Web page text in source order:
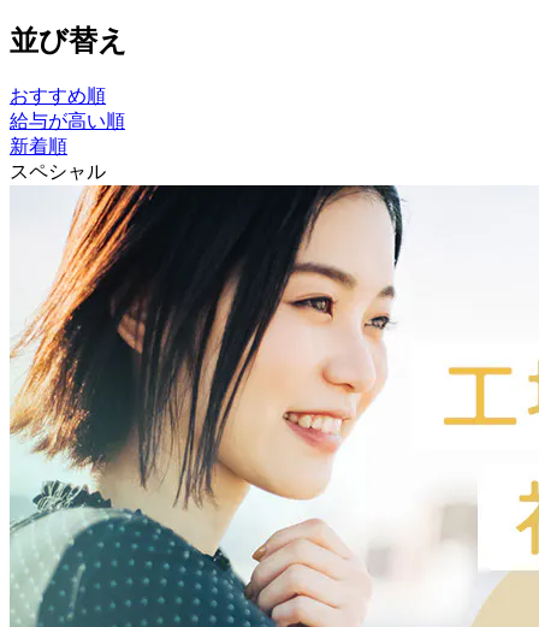
並び替え
おすすめ順
給与が高い順
新着順
スペシャル